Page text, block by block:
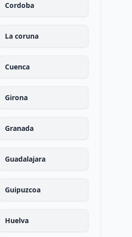
Cordoba
La coruna
Cuenca
Girona
Granada
Guadalajara
Guipuzcoa
Huelva